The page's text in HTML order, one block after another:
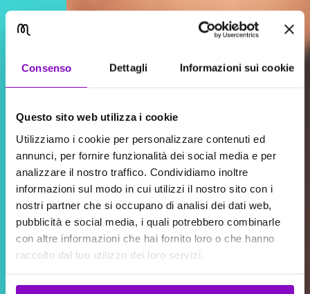
Consenso Dettagli Informazioni sui cookie
Questo sito web utilizza i cookie
Utilizziamo i cookie per personalizzare contenuti ed
annunci, per fornire funzionalità dei social media e per
analizzare il nostro traffico. Condividiamo inoltre
informazioni sul modo in cui utilizzi il nostro sito con i
nostri partner che si occupano di analisi dei dati web,
pubblicità e social media, i quali potrebbero combinarle
con altre informazioni che hai fornito loro o che hanno
raccolto dal tuo utilizzo dei loro servizi.